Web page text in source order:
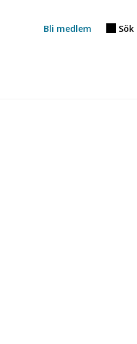
Bli medlem Sök